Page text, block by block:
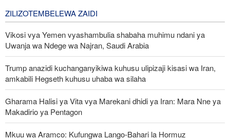
ZILIZOTEMBELEWA ZAIDI
Vikosi vya Yemen vyashambulia shabaha muhimu ndani ya
Uwanja wa Ndege wa Najran, Saudi Arabia
Trump anazidi kuchanganyikiwa kuhusu ulipizaji kisasi wa Iran,
amkabili Hegseth kuhusu uhaba wa silaha
Gharama Halisi ya Vita vya Marekani dhidi ya Iran: Mara Nne ya
Makadirio ya Pentagon
Mkuu wa Aramco: Kufungwa Lango-Bahari la Hormuz